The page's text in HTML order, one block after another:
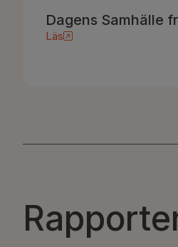
Dagens Samhälle
Läs